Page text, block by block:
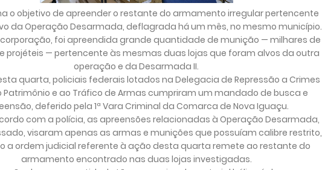
o objetivo de apreender o restante do armamento irregular pertencente
da Operação Desarmada, deflagrada há um mês, no mesmo município.
foi apreendida grande quantidade de munição — milhares de
projéteis — pertencente às mesmas duas lojas que foram alvos da outra
operação e da Desarmada II.
quarta, policiais federais lotados na Delegacia de Repressão a Crimes
Patrimônio e ao Tráfico de Armas cumpriram um mandado de busca e
deferido pela 1ª Vara Criminal da Comarca de Nova Iguaçu.
com a polícia, as apreensões relacionadas à Operação Desarmada,
visaram apenas as armas e munições que possuíam calibre restrito,
a ordem judicial referente à ação desta quarta remete ao restante do
armamento encontrado nas duas lojas investigadas.